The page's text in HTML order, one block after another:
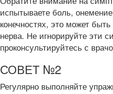
испытываете боль,
конечностях, это может
нерва. Не игнорируйте эти
проконсультируйтесь с
СОВЕТ №2
Регулярно выполняйте